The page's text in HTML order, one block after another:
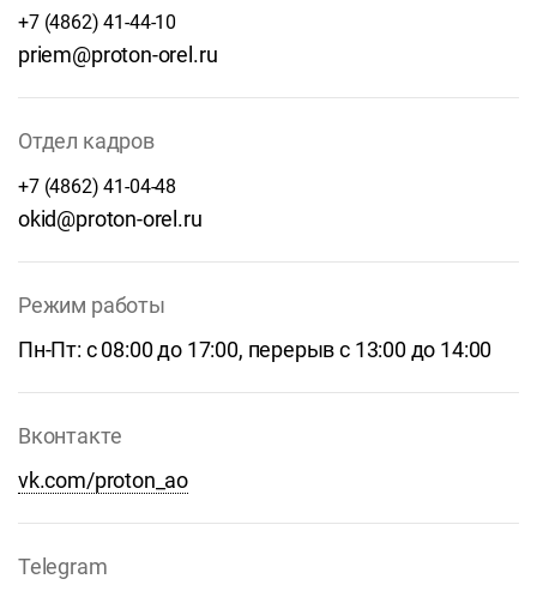
+7 (4862) 41-44-10
priem@proton-orel.ru
Отдел кадров
+7 (4862) 41-04-48
okid@proton-orel.ru
Режим работы
Пн-Пт: с 08:00 до 17:00, перерыв с 13:00 до 14:00
Вконтакте
vk.com/proton_ao
Telegram